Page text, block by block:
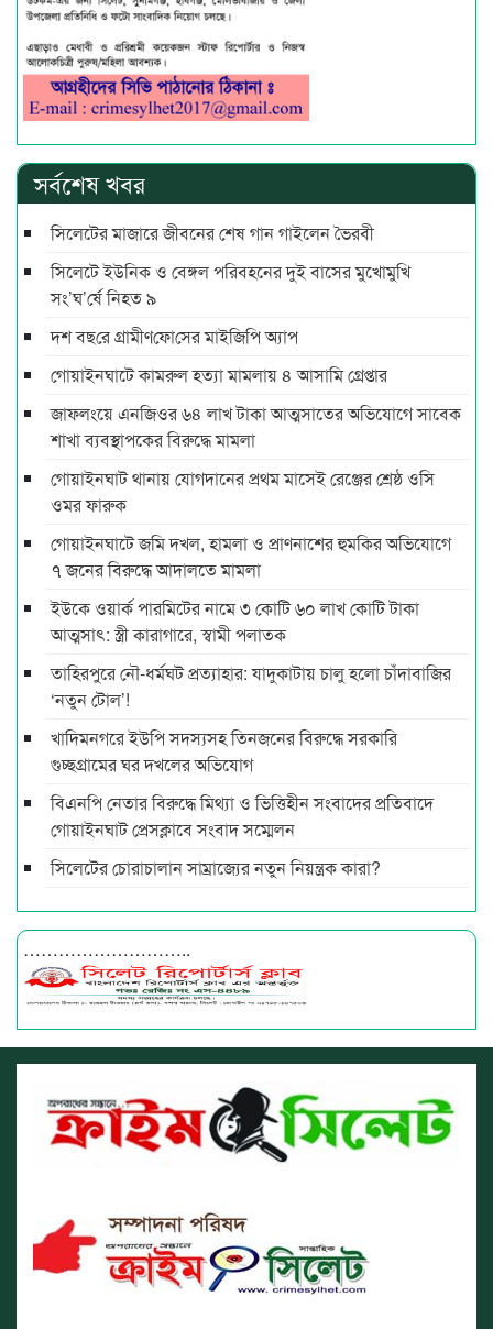
সর্বশেষ খবর
সিলেটের মাজারে জীবনের শেষ গান গাইলেন ভৈরবী
সিলেটে ইউনিক ও বেঙ্গল পরিবহনের দুই বাসের মুখোমুখি
সং’ঘ’র্ষে নিহত ৯
দশ বছ‌রে গ্রামীণ‌ফো‌সের মাইজিপি অ্যাপ
গোয়াইনঘাটে কামরুল হত্যা মামলায় ৪ আসামি গ্রেপ্তার
জাফলংয়ে এনজিওর ৬৪ লাখ টাকা আত্মসাতের অভিযোগে সাবেক
শাখা ব্যবস্থাপকের বিরুদ্ধে মামলা
গোয়াইনঘাট থানায় যোগদানের প্রথম মাসেই রেঞ্জের শ্রেষ্ঠ ওসি
ওমর ফারুক
গোয়াইনঘাটে জমি দখল, হামলা ও প্রাণনাশের হুমকির অভিযোগে
৭ জনের বিরুদ্ধে আদালতে মামলা
ইউকে ওয়ার্ক পারমিটের নামে ৩ কোটি ৬০ লাখ কোটি টাকা
আত্মসাৎ: স্ত্রী কারাগারে, স্বামী পলাতক
তাহিরপুরে নৌ-ধর্মঘট প্রত্যাহার: যাদুকাটায় চালু হলো চাঁদাবাজির
‘নতুন টোল’!
খাদিমনগরে ইউপি সদস্যসহ তিনজনের বিরুদ্ধে সরকারি
গুচ্ছগ্রামের ঘর দখলের অভিযোগ
বিএনপি নেতার বিরুদ্ধে মিথ্যা ও ভিত্তিহীন সংবাদের প্রতিবাদে
গোয়াইনঘাট প্রেসক্লাবে সংবাদ সম্মেলন
সিলেটের চোরাচালান সাম্রাজ্যের নতুন নিয়ন্ত্রক কারা?
………………………..